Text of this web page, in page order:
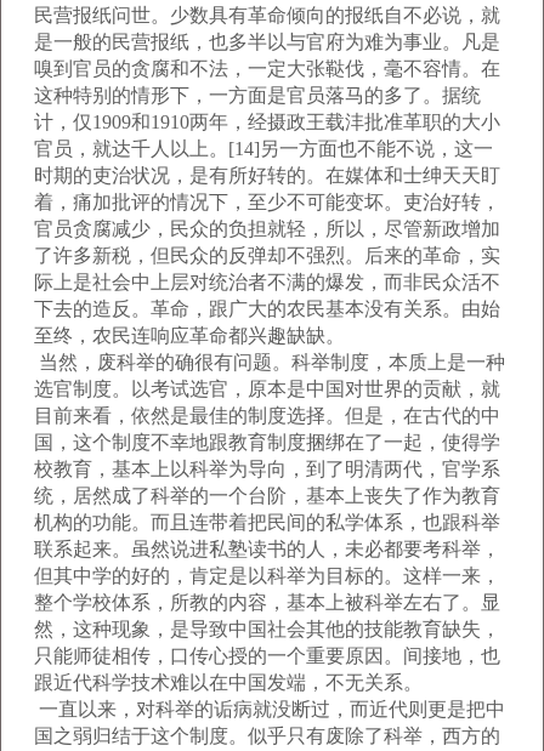
民营报纸问世。少数具有革命倾向的报纸自不必说，就
是一般的民营报纸，也多半以与官府为难为事业。凡是
嗅到官员的贪腐和不法，一定大张鞑伐，毫不容情。在
这种特别的情形下，一方面是官员落马的多了。据统
计，仅1909和1910两年，经摄政王载沣批准革职的大小
官员，就达千人以上。[14]另一方面也不能不说，这一
时期的吏治状况，是有所好转的。在媒体和士绅天天盯
着，痛加批评的情况下，至少不可能变坏。吏治好转，
官员贪腐减少，民众的负担就轻，所以，尽管新政增加
了许多新税，但民众的反弹却不强烈。后来的革命，实
际上是社会中上层对统治者不满的爆发，而非民众活不
下去的造反。革命，跟广大的农民基本没有关系。由始
至终，农民连响应革命都兴趣缺缺。
当然，废科举的确很有问题。科举制度，本质上是一种
选官制度。以考试选官，原本是中国对世界的贡献，就
目前来看，依然是最佳的制度选择。但是，在古代的中
国，这个制度不幸地跟教育制度捆绑在了一起，使得学
校教育，基本上以科举为导向，到了明清两代，官学系
统，居然成了科举的一个台阶，基本上丧失了作为教育
机构的功能。而且连带着把民间的私学体系，也跟科举
联系起来。虽然说进私塾读书的人，未必都要考科举，
但其中学的好的，肯定是以科举为目标的。这样一来，
整个学校体系，所教的内容，基本上被科举左右了。显
然，这种现象，是导致中国社会其他的技能教育缺失，
只能师徒相传，口传心授的一个重要原因。间接地，也
跟近代科学技术难以在中国发端，不无关系。
一直以来，对科举的诟病就没断过，而近代则更是把中
国之弱归结于这个制度。似乎只有废除了科举，西方的